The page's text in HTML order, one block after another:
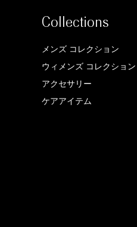
Collections
メンズ コレクション
ウィメンズ コレクション
アクセサリー
ケアアイテム